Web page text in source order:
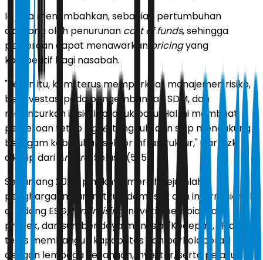
Ia juga menambahkan, sebagian pertumbuhan
didorong oleh penurunan cost of funds, sehingga
perseroan dapat menawarkan pricingyang
kompetitif bagi nasabah.
"Selain itu, kami terus memperkuat manajemen risiko,
berinvestasi pada pengembangan SDM, dan
meluncurkan inisiatif produk baru. Hal ini membuat
perseroan tetapagile , tangguh, dan siap mendukung
beragam kebutuhan sektor infrastruktur," ujar Rizki
dikutip dari Antara
, Selasa (5/5).
Sepanjang 2025, pihaknya meraih sejumlah
penghargaan dari institusi domestik dan internasional
di bidang ESG, fundraising inovatif, pembiayaan
proyek, dan sumber daya manusia. "Kedepan, IIF akan
terus membangun kapabilitas dan berkolaborasi
dengan lembaga keuangan, investor, serta pelaku